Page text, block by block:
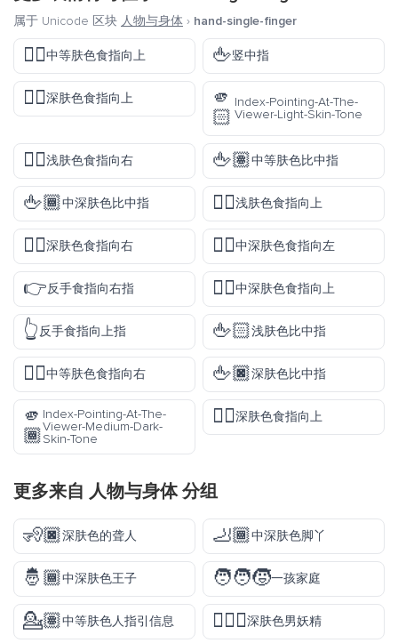
属于 Unicode 区块 人物与身体 › hand-single-finger
👆🏽中等肤色食指向上 🖕竖中指
☝🏿深肤色食指向上
🫵
🏻
Index-Pointing-At-The-
Viewer-Light-Skin-Tone
👉🏻浅肤色食指向右 🖕🏽中等肤色比中指
🖕🏾中深肤色比中指 👆🏻浅肤色食指向上
👉🏿深肤色食指向右 👈🏾中深肤色食指向左
👉反手食指向右指 👆🏾中深肤色食指向上
👆反手食指向上指 🖕🏻浅肤色比中指
👉🏽中等肤色食指向右 🖕🏿深肤色比中指
🫵
🏾
Index-Pointing-At-The-
Viewer-Medium-Dark-
Skin-Tone
👆🏿深肤色食指向上
更多来自 人物与身体分组
🧏🏿深肤色的聋人 🦶🏾中深肤色脚丫
🤴🏾中深肤色王子 🧑‍🧑‍🧒一孩家庭
💁🏽中等肤色人指引信息 🧚🏿‍♂️深肤色男妖精